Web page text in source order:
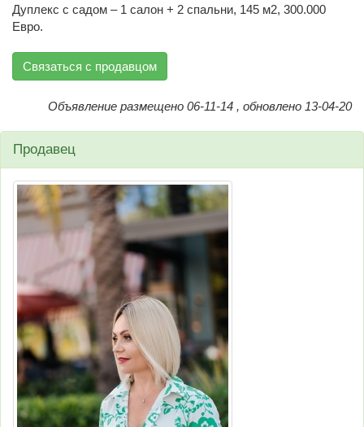
Дуплекс с садом – 1 салон + 2 спальни, 145 м2, 300.000
Евро.
Связаться с продавцом
Объявление размещено 06-11-14 , обновлено 13-04-20
Продавец